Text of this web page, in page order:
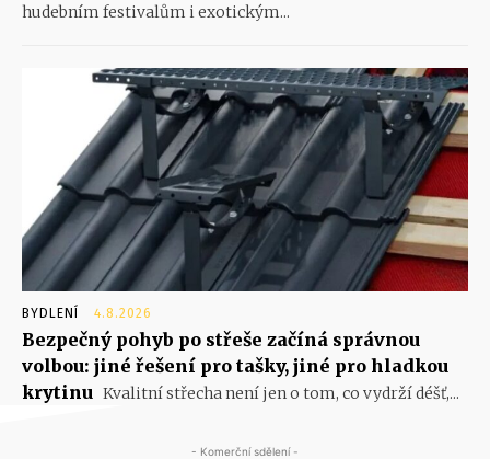
hudebním festivalům i exotickým...
BYDLENÍ 4.8.2026
Bezpečný pohyb po střeše začíná správnou
volbou: jiné řešení pro tašky, jiné pro hladkou
krytinu Kvalitní střecha není jen o tom, co vydrží déšť,...
- Komerční sdělení -